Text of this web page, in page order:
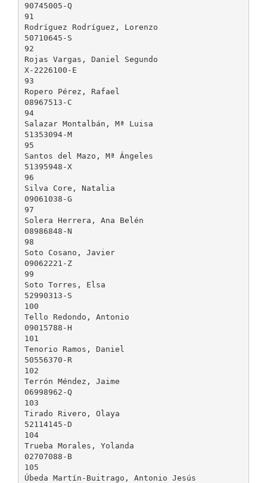
90745005-Q
91
Rodríguez Rodríguez, Lorenzo
50710645-S
92
Rojas Vargas, Daniel Segundo
X-2226100-E
93
Ropero Pérez, Rafael
08967513-C
94
Salazar Montalbán, Mª Luisa
51353094-M
95
Santos del Mazo, Mª Ángeles
51395948-X
96
Silva Core, Natalia
09061038-G
97
Solera Herrera, Ana Belén
08986848-N
98
Soto Cosano, Javier
09062221-Z
99
Soto Torres, Elsa
52990313-S
100
Tello Redondo, Antonio
09015788-H
101
Tenorio Ramos, Daniel
50556370-R
102
Terrón Méndez, Jaime
06998962-Q
103
Tirado Rivero, Olaya
52114145-D
104
Trueba Morales, Yolanda
02707088-B
105
Úbeda Martín-Buitrago, Antonio Jesús